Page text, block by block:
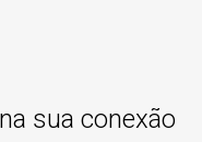
sua conexão